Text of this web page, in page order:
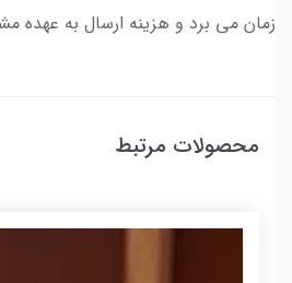
زمان می برد و هزینه ارسال به عهده
محصولات مرتبط